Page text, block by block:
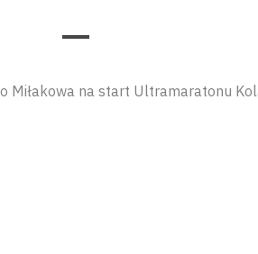
Miłakowa na start Ultramaratonu